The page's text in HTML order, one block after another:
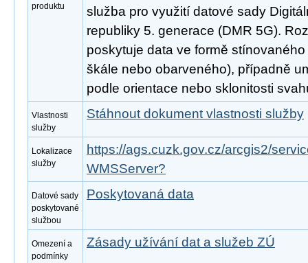
produktu
služba pro využití datové sady
republiky 5. generace (DMR 5G).
poskytuje data ve formě
škále nebo obarveného), případně
podle orientace nebo sklonitosti
Vlastnosti
služby
Stáhnout dokument vlastnosti služby
Lokalizace
služby
https://ags.cuzk.gov.cz/arcgis2/
WMSServer?
Datové sady
poskytované
službou
Poskytovaná data
Omezení a
podmínky
Zásady užívání dat a služeb ZÚ